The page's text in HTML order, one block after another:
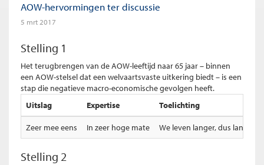
AOW-hervormingen ter discussie
5 mrt 2017
Stelling 1
Het terugbrengen van de AOW-leeftijd naar 65 jaar – binnen
een AOW-stelsel dat een welvaartsvaste uitkering biedt – is een
stap die negatieve macro-economische gevolgen heeft.
Uitslag
Expertise Toelichting
Zeer mee eens In zeer hoge mate We leven langer, dus
Stelling 2